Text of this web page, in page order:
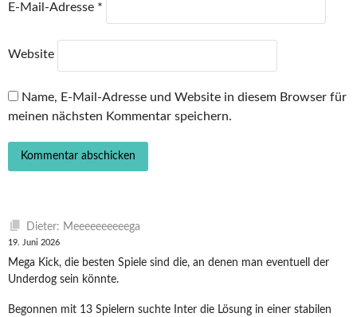
E-Mail-Adresse *
Website
Name, E-Mail-Adresse und Website in diesem Browser für
meinen nächsten Kommentar speichern.
Dieter: Meeeeeeeeeega
19. Juni 2026
Mega Kick, die besten Spiele sind die, an denen man eventuell der
Underdog sein könnte.
Begonnen mit 13 Spielern suchte Inter die Lösung in einer stabilen